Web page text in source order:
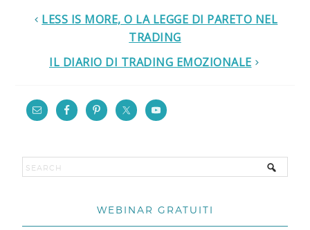
LESS IS MORE, O LA LEGGE DI PARETO NEL
TRADING
IL DIARIO DI TRADING EMOZIONALE
WEBINAR GRATUITI